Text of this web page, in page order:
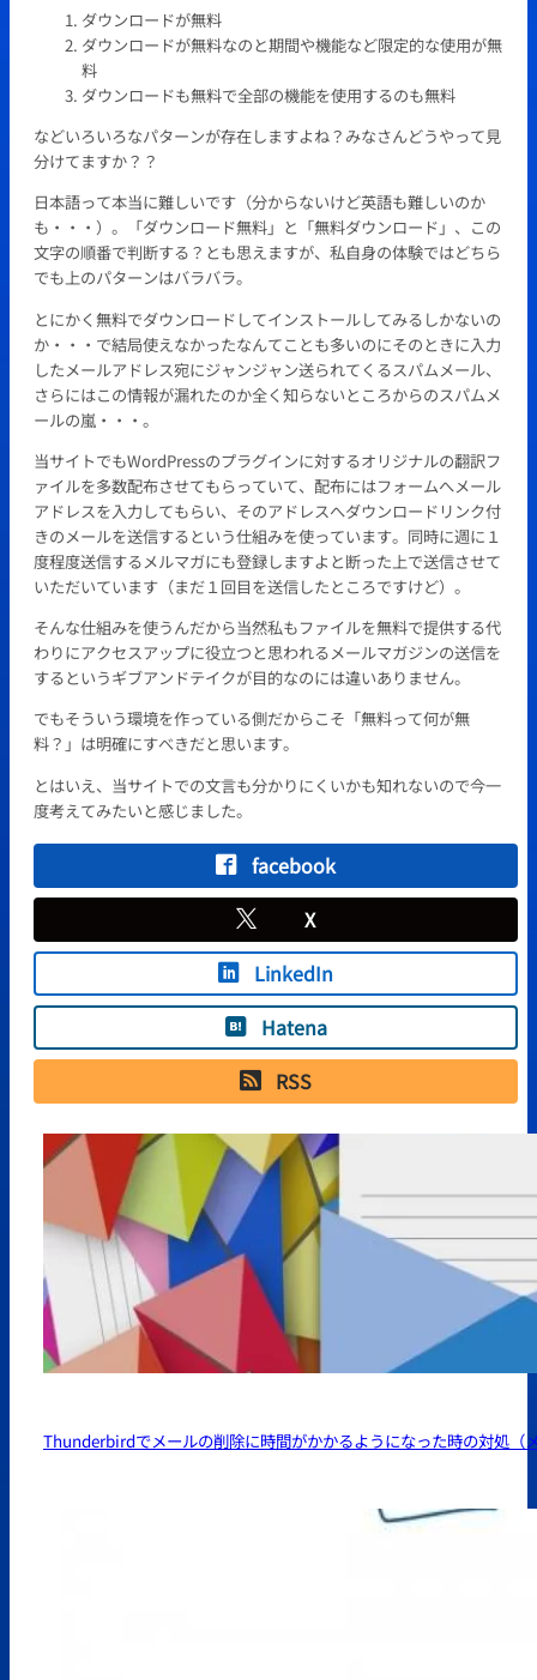
ダウンロードが無料
ダウンロードが無料なのと期間や機能など限定的な使用が無
料
ダウンロードも無料で全部の機能を使用するのも無料
などいろいろなパターンが存在しますよね？みなさんどうやって見
分けてますか？？
日本語って本当に難しいです（分からないけど英語も難しいのか
も・・・）。「ダウンロード無料」と「無料ダウンロード」、この
文字の順番で判断する？とも思えますが、私自身の体験ではどちら
でも上のパターンはバラバラ。
とにかく無料でダウンロードしてインストールしてみるしかないの
か・・・で結局使えなかったなんてことも多いのにそのときに入力
したメールアドレス宛にジャンジャン送られてくるスパムメール、
さらにはこの情報が漏れたのか全く知らないところからのスパムメ
ールの嵐・・・。
当サイトでもWordPressのプラグインに対するオリジナルの翻訳フ
ァイルを多数配布させてもらっていて、配布にはフォームへメール
アドレスを入力してもらい、そのアドレスへダウンロードリンク付
きのメールを送信するという仕組みを使っています。同時に週に１
度程度送信するメルマガにも登録しますよと断った上で送信させて
いただいています（まだ１回目を送信したところですけど）。
そんな仕組みを使うんだから当然私もファイルを無料で提供する代
わりにアクセスアップに役立つと思われるメールマガジンの送信を
するというギブアンドテイクが目的なのには違いありません。
でもそういう環境を作っている側だからこそ「無料って何が無
料？」は明確にすべきだと思います。
とはいえ、当サイトでの文言も分かりにくいかも知れないので今一
度考えてみたいと感じました。
facebook
X
LinkedIn
Hatena
RSS
Thunderbirdでメールの削除に時間がかかるようになった時の対処（